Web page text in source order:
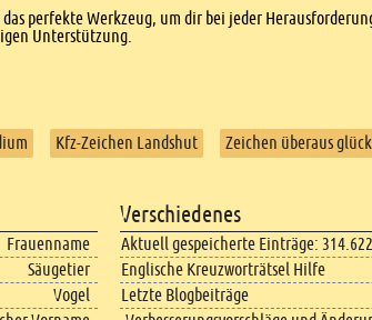
perfekte Werkzeug, um dir bei jeder
Unterstützung.
Kfz-Zeichen Landshut
Zeichen überaus
Frauenname
Säugetier
Vogel
Verschiedenes
Aktuell gespeicherte Einträge: 314.622
Englische Kreuzworträtsel Hilfe
Letzte Blogbeiträge